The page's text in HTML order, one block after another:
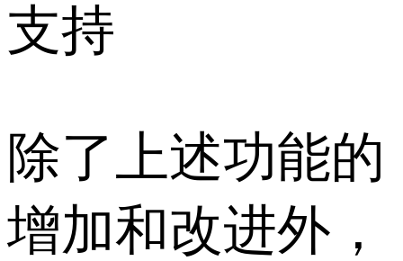
支持
除了上述功能的
增加和改进外，